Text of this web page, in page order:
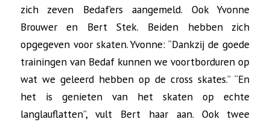
zich zeven Bedaf’ers aangemeld. Ook Yvonne
Brouwer en Bert Stek. Beiden hebben zich
opgegeven voor skaten. Yvonne: “Dankzij de goede
trainingen van Bedaf kunnen we voortborduren op
wat we geleerd hebben op de cross skates.” “En
het is genieten van het skaten op echte
langlauflatten”, vult Bert haar aan. Ook twee